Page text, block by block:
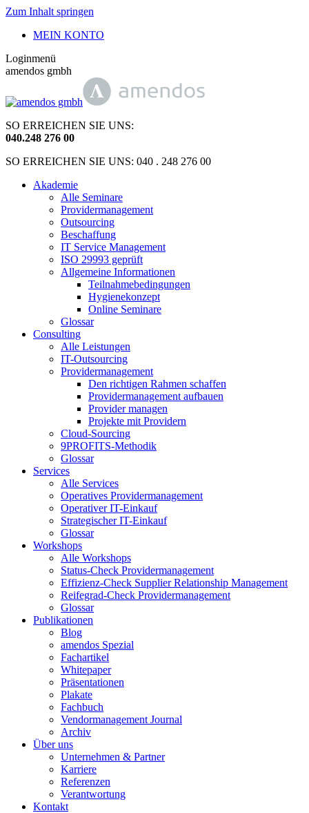
Zum Inhalt springen
MEIN KONTO
Loginmenü
amendos gmbh
SO ERREICHEN SIE UNS:
040.248 276 00
SO ERREICHEN SIE UNS: 040 . 248 276 00
Akademie
Alle Seminare
Providermanagement
Outsourcing
Beschaffung
IT Service Management
ISO 29993 geprüft
Allgemeine Informationen
Teilnahmebedingungen
Hygienekonzept
Online Seminare
Glossar
Consulting
Alle Leistungen
IT-Outsourcing
Providermanagement
Den richtigen Rahmen schaffen
Providermanagement aufbauen
Provider managen
Projekte mit Providern
Cloud-Sourcing
9PROFITS-Methodik
Glossar
Services
Alle Services
Operatives Providermanagement
Operativer IT-Einkauf
Strategischer IT-Einkauf
Glossar
Workshops
Alle Workshops
Status-Check Providermanagement
Effizienz-Check Supplier Relationship Management
Reifegrad-Check Providermanagement
Glossar
Publikationen
Blog
amendos Spezial
Fachartikel
Whitepaper
Präsentationen
Plakate
Fachbuch
Vendormanagement Journal
Archiv
Über uns
Unternehmen & Partner
Karriere
Referenzen
Verantwortung
Kontakt